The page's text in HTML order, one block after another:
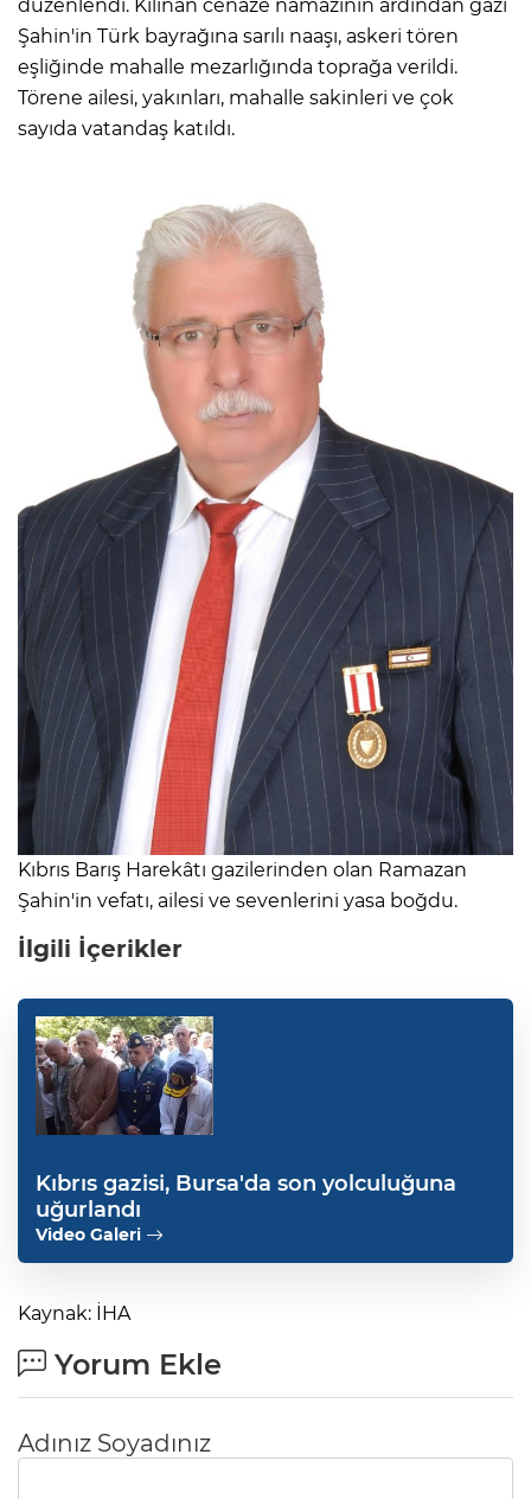
düzenlendi. Kılınan cenaze namazının ardından gazi
Şahin'in Türk bayrağına sarılı naaşı, askeri tören
eşliğinde mahalle mezarlığında toprağa verildi.
Törene ailesi, yakınları, mahalle sakinleri ve çok
sayıda vatandaş katıldı.
Kıbrıs Barış Harekâtı gazilerinden olan Ramazan
Şahin'in vefatı, ailesi ve sevenlerini yasa boğdu.
İlgili İçerikler
Kıbrıs gazisi, Bursa'da son yolculuğuna
uğurlandı
Video Galeri
Kaynak: İHA
Yorum Ekle
Adınız Soyadınız